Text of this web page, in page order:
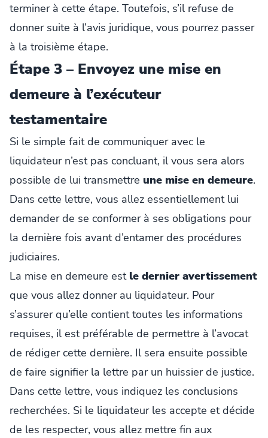
terminer à cette étape. Toutefois, s’il refuse de
donner suite à l’avis juridique, vous pourrez passer
à la troisième étape.
Étape 3 – Envoyez une mise en
demeure à l’exécuteur
testamentaire
Si le simple fait de communiquer avec le
liquidateur n’est pas concluant, il vous sera alors
possible de lui transmettre une mise en demeure.
Dans cette lettre, vous allez essentiellement lui
demander de se conformer à ses obligations pour
la dernière fois avant d’entamer des procédures
judiciaires.
La mise en demeure est le dernier avertissement
que vous allez donner au liquidateur. Pour
s’assurer qu’elle contient toutes les informations
requises, il est préférable de permettre à l’avocat
de rédiger cette dernière. Il sera ensuite possible
de faire signifier la lettre par un huissier de justice.
Dans cette lettre, vous indiquez les conclusions
recherchées. Si le liquidateur les accepte et décide
de les respecter, vous allez mettre fin aux